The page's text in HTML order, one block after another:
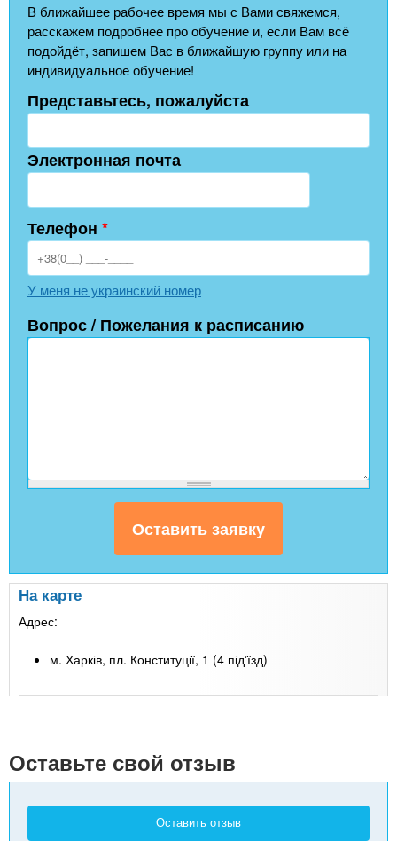
В ближайшее рабочее время мы с Вами свяжемся,
расскажем подробнее про обучение и, если Вам всё
подойдёт, запишем Вас в ближайшую группу или на
индивидуальное обучение!
Представьтесь, пожалуйста
Электронная почта
Телефон *
У меня не украинский номер
Вопрос / Пожелания к расписанию
На карте
Адрес:
м. Харків, пл. Конституції, 1 (4 підʼїзд)
Оставьте свой отзыв
Оставить отзыв